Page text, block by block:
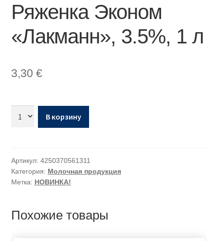
Ряженка Эконом
«Лакманн», 3.5%, 1 л
3,30 €
В корзину
Артикул: 4250370561311
Категория: Молочная продукция
Метка: НОВИНКА!
Похожие товары